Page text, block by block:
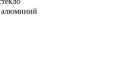
алюминий